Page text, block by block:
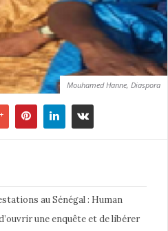
Mouhamed Hanne, Diaspora
au Sénégal : Human
une enquête et de libérer